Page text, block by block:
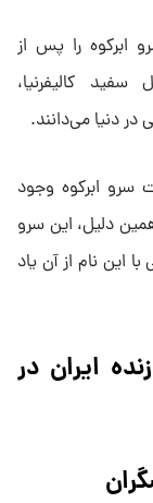
منتشر شد، سرو ابرکوه را پس از
کالیفرنیا،
در دنیا می‌دانند.
ابرکوه وجود
دلیل، این سرو
این نام از آن یاد